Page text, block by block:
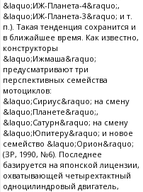
&laquo;ИЖ-Планета-4&raquo;,
&laquo;ИЖ-Планета-3&raquo; и т.
п.). Такая тенденция сохранится и
в ближайшее время. Как известно,
конструкторы
&laquo;Ижмаша&raquo;
предусматривают три
перспективных семейства
мотоциклов:
&laquo;Сириус&raquo; на смену
&laquo;Планете&raquo;,
&laquo;Сатурн&raquo; на смену
&laquo;Юпитеру&raquo; и новое
семейство &laquo;Орион&raquo;
(ЗР, 1990, №6). Последнее
базируется на японской лицензии,
охватывающей четырехтактный
одноцилиндровый двигатель,